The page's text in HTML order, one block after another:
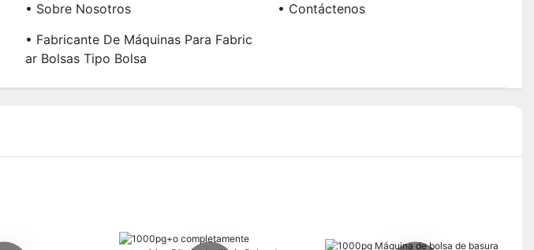
• Sobre Nosotros
• Contáctenos
• Fabricante De Máquinas Para Fabric
Ar Bolsas Tipo Bolsa